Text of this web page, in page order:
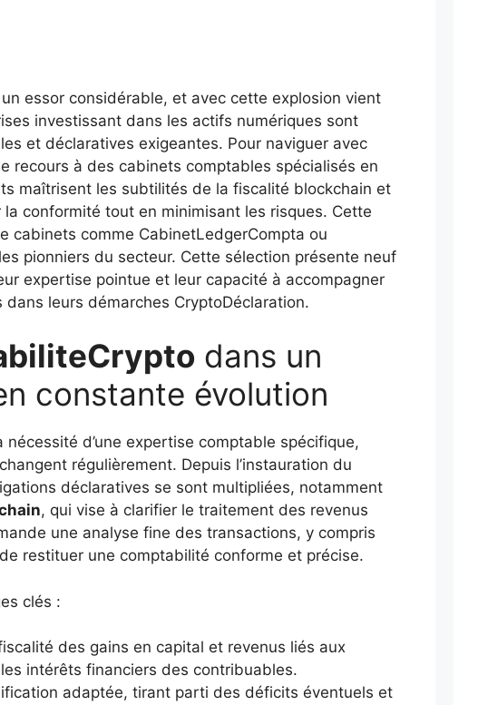
essor considérable, et avec cette explosion vient
investissant dans les actifs numériques sont
et déclaratives exigeantes. Pour naviguer avec
recours à des cabinets comptables spécialisés en
maîtrisent les subtilités de la fiscalité blockchain et
conformité tout en minimisant les risques. Cette
cabinets comme CabinetLedgerCompta ou
pionniers du secteur. Cette sélection présente neuf
expertise pointue et leur capacité à accompagner
leurs démarches CryptoDéclaration.
dans un
constante évolution
d’une expertise comptable spécifique,
régulièrement. Depuis l’instauration du
déclaratives se sont multipliées, notamment
, qui vise à clarifier le traitement des revenus
une analyse fine des transactions, y compris
restituer une comptabilité conforme et précise.
clés :
des gains en capital et revenus liés aux
intérêts financiers des contribuables.
adaptée, tirant parti des déficits éventuels et